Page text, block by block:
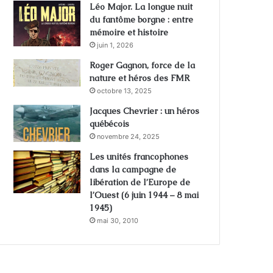
Léo Major. La longue nuit
du fantôme borgne : entre
mémoire et histoire
juin 1, 2026
Roger Gagnon, force de la
nature et héros des FMR
octobre 13, 2025
Jacques Chevrier : un héros
québécois
novembre 24, 2025
Les unités francophones
dans la campagne de
libération de l’Europe de
l’Ouest (6 juin 1944 – 8 mai
1945)
mai 30, 2010